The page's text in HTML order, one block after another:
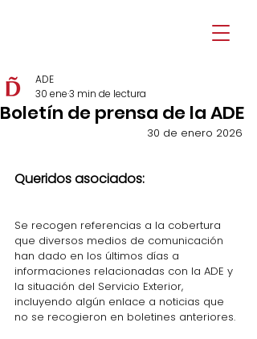
Boletín de prensa de la ADE
ADE
30 ene3 min de lectura
30 de enero 2026
Queridos asociados:
Se recogen referencias a la cobertura
que diversos medios de comunicación
han dado en los últimos días a
informaciones relacionadas con la ADE y
la situación del Servicio Exterior,
incluyendo algún enlace a noticias que
no se recogieron en boletines anteriores.